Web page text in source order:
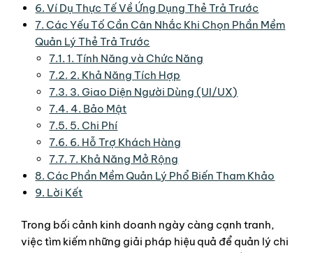
6. Ví Dụ Thực Tế Về Ứng Dụng Thẻ Trả Trước
7. Các Yếu Tố Cần Cân Nhắc Khi Chọn Phần Mềm
Quản Lý Thẻ Trả Trước
7.1. 1. Tính Năng và Chức Năng
7.2. 2. Khả Năng Tích Hợp
7.3. 3. Giao Diện Người Dùng (UI/UX)
7.4. 4. Bảo Mật
7.5. 5. Chi Phí
7.6. 6. Hỗ Trợ Khách Hàng
7.7. 7. Khả Năng Mở Rộng
8. Các Phần Mềm Quản Lý Phổ Biến Tham Khảo
9. Lời Kết
Trong bối cảnh kinh doanh ngày càng cạnh tranh,
việc tìm kiếm những giải pháp hiệu quả để quản lý chi